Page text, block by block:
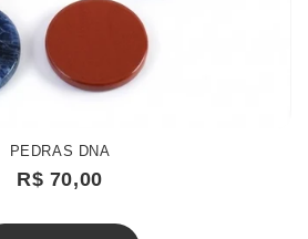
PEDRAS DNA
R$ 70,00